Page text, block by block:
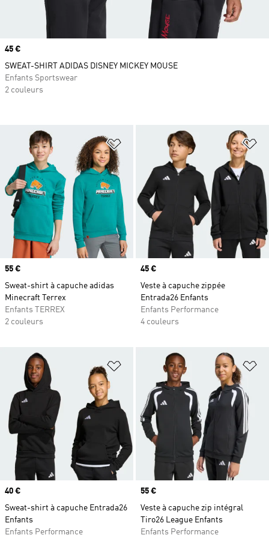
Ajouter à la Liste de produits
Prix
55 €
Sweat-shirt à capuche adidas
Minecraft Terrex
Enfants TERREX
2 couleurs
Prix
45 €
Veste à capuche zippée
Entrada26 Enfants
Enfants Performance
4 couleurs
Ajouter à la Liste de produits
Prix
40 €
Sweat-shirt à capuche Entrada26
Enfants
Enfants Performance
Prix
55 €
Veste à capuche zip intégral
Tiro26 League Enfants
Enfants Performance
Prix
45 €
SWEAT-SHIRT ADIDAS DISNEY MICKEY MOUSE
Enfants Sportswear
2 couleurs